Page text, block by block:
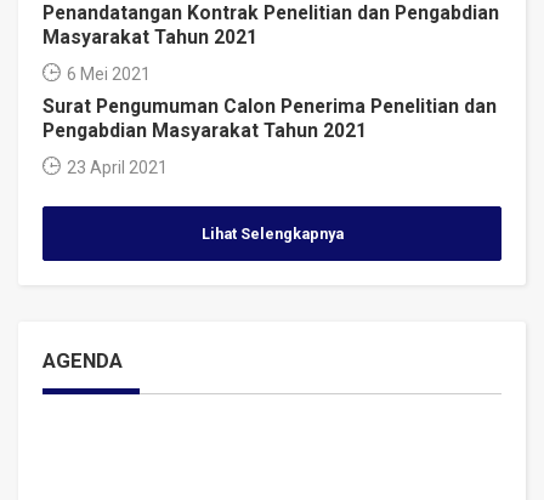
Penandatangan Kontrak Penelitian dan Pengabdian
Masyarakat Tahun 2021
6 Mei 2021
Surat Pengumuman Calon Penerima Penelitian dan
Pengabdian Masyarakat Tahun 2021
23 April 2021
Lihat Selengkapnya
AGENDA